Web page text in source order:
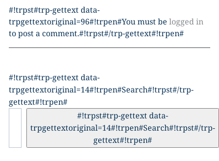
#!trpst#trp-gettext data-
trpgettextoriginal=96#!trpen#You must be logged in
to post a comment.#!trpst#/trp-gettext#!trpen#
#!trpst#trp-gettext data-
trpgettextoriginal=14#!trpen#Search#!trpst#/trp-
gettext#!trpen#
#!trpst#trp-gettext data-
trpgettextoriginal=14#!trpen#Search#!trpst#/trp-
gettext#!trpen#